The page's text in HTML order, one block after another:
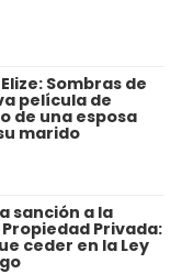
Sombras de
película de
de una esposa
marido
sanción a la
Privada:
ceder en la Ley